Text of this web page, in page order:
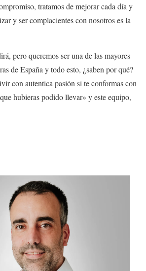
tratamos de mejorar cada día y
y ser complacientes con nosotros es la
pero queremos ser una de las mayores
de España y todo esto, ¿saben por qué?
con autentica pasión si te conformas con
hubieras podido llevar» y este equipo,